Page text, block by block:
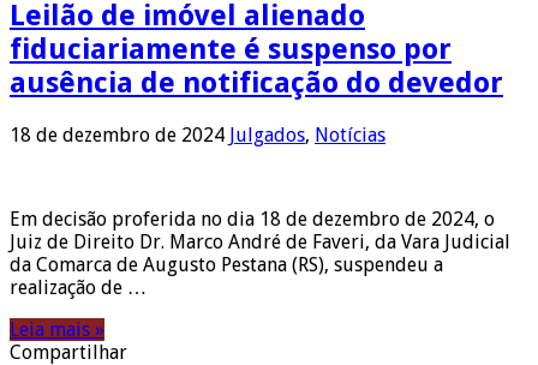
Leilão de imóvel alienado
fiduciariamente é suspenso por
ausência de notificação do devedor
18 de dezembro de 2024 Julgados, Notícias
Em decisão proferida no dia 18 de dezembro de 2024, o
Juiz de Direito Dr. Marco André de Faveri, da Vara Judicial
da Comarca de Augusto Pestana (RS), suspendeu a
realização de …
Leia mais »
Compartilhar